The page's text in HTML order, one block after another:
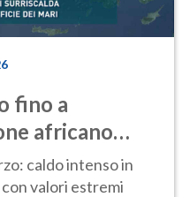
fino a
africano
caldo intenso in
valori estremi